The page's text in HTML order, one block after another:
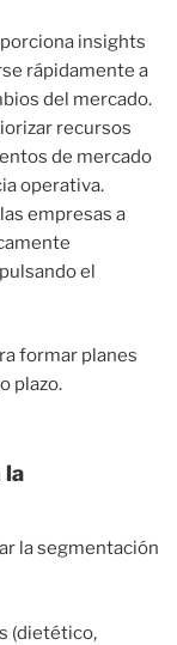
insights
rápidamente a
del mercado.
recursos
de mercado
operativa.
empresas a
el
formar planes
plazo.
la
la segmentación
(dietético,